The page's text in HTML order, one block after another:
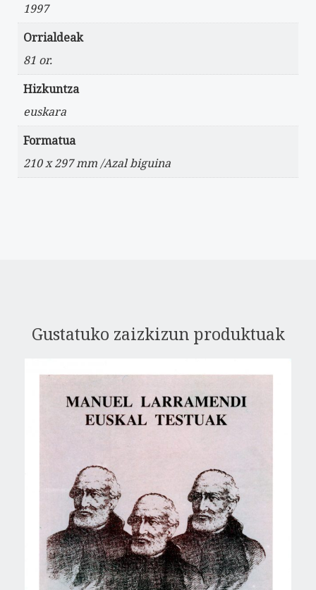
1997
Orrialdeak
81 or.
Hizkuntza
euskara
Formatua
210 x 297 mm /Azal biguina
Gustatuko zaizkizun produktuak